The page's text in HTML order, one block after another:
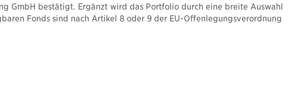
GmbH bestätigt. Ergänzt wird das Portfolio durch eine breite Auswahl
Fonds sind nach Artikel 8 oder 9 der EU-Offenlegungsverordnung